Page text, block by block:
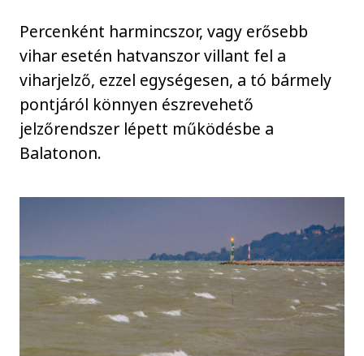
Percenként harmincszor, vagy erősebb
vihar esetén hatvanszor villant fel a
viharjelző, ezzel egységesen, a tó bármely
pontjáról könnyen észrevehető
jelzőrendszer lépett működésbe a
Balatonon.